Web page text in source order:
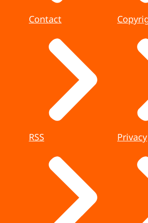
Contact
RSS Privacy